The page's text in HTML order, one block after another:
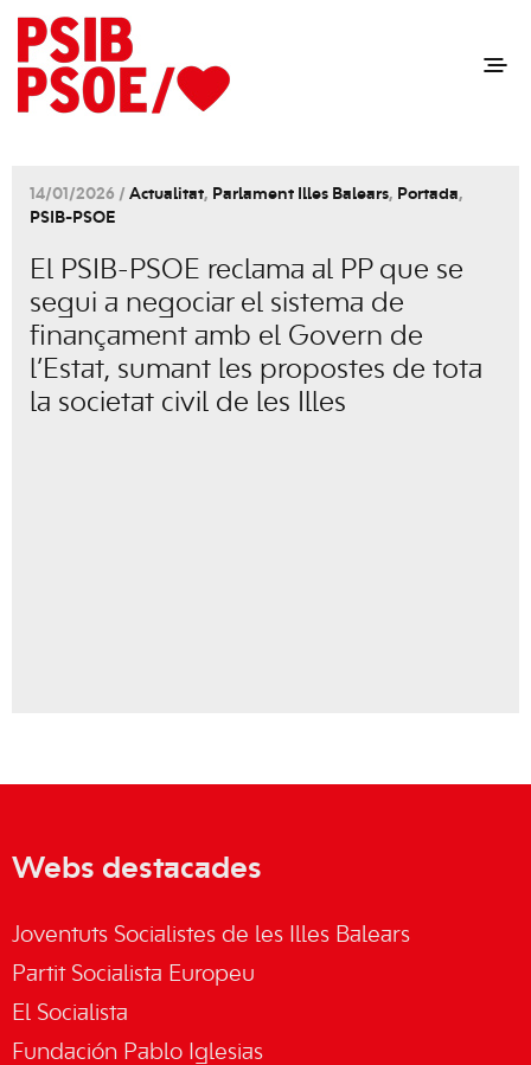
14/01/2026 / Actualitat, Parlament Illes Balears, Portada,
PSIB-PSOE
El PSIB-PSOE reclama al PP que se
segui a negociar el sistema de
finançament amb el Govern de
l’Estat, sumant les propostes de tota
la societat civil de les Illes
Webs destacades
Joventuts Socialistes de les Illes Balears
Partit Socialista Europeu
El Socialista
Fundación Pablo Iglesias